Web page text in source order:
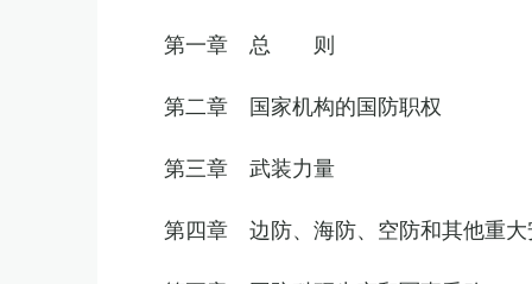
第一章 总 则
第二章 国家机构的国防职权
第三章 武装力量
第四章 边防、海防、空防和其他重大